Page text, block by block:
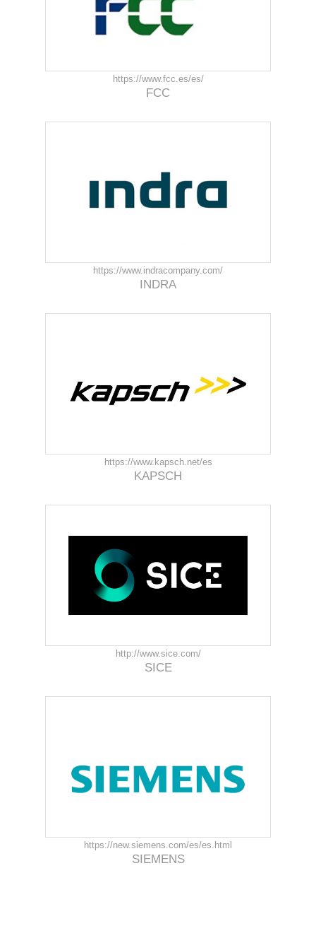
https://www.fcc.es/es/
FCC
https://www.indracompany.com/
INDRA
https://www.kapsch.net/es
KAPSCH
http://www.sice.com/
SICE
https://new.siemens.com/es/es.html
SIEMENS